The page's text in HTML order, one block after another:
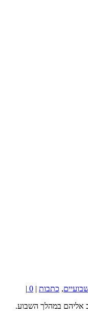
, כתבות |
0
|
אליהם במהלך השבוע.